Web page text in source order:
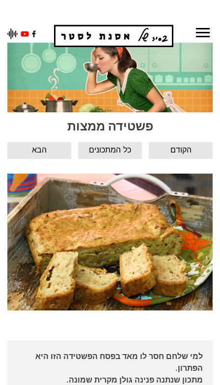
Skip
פשטידה ממצות
הבא כל המתכונים הקודם
למי שלחם חסר לו מאד בפסח הפשטידה הזו היא
הפתרון.
מתכון שנתנה פנינה גולן מקרית שמונה.